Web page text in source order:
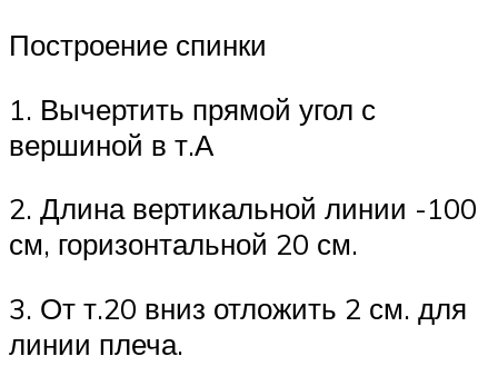
Построение спинки
1. Вычертить прямой угол с
вершиной в т.А
2. Длина вертикальной линии -100
см, горизонтальной 20 см.
3. От т.20 вниз отложить 2 см. для
линии плеча.